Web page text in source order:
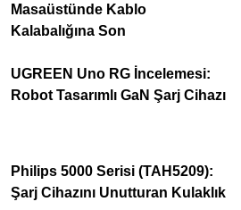
Masaüstünde Kablo
Kalabalığına Son
UGREEN Uno RG İncelemesi:
Robot Tasarımlı GaN Şarj Cihazı
Philips 5000 Serisi (TAH5209):
Şarj Cihazını Unutturan Kulaklık